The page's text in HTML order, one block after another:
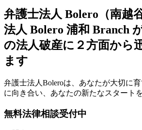
弁護士法人 Bolero（南越
法人 Bolero 浦和 Branch
の法人破産に２方面から
ます
弁護士法人Boleroは、あなたが大切に
に向き合い、あなたの新たなスタート
無料法律相談受付中